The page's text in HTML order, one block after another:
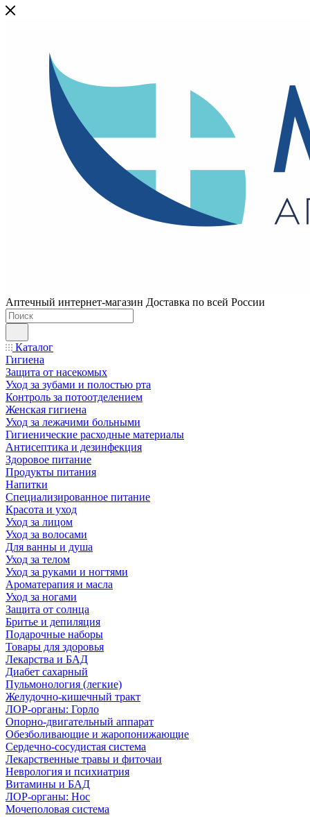
Аптечный интернет-магазин Доставка по всей России
Каталог
Гигиена
Защита от насекомых
Уход за зубами и полостью рта
Контроль за потоотделением
Женская гигиена
Уход за лежачими больными
Гигиенические расходные материалы
Антисептика и дезинфекция
Здоровое питание
Продукты питания
Напитки
Специализированное питание
Красота и уход
Уход за лицом
Уход за волосами
Для ванны и душа
Уход за телом
Уход за руками и ногтями
Ароматерапия и масла
Уход за ногами
Защита от солнца
Бритье и депиляция
Подарочные наборы
Товары для здоровья
Лекарства и БАД
Диабет сахарный
Пульмонология (легкие)
Желудочно-кишечный тракт
ЛОР-органы: Горло
Опорно-двигательный аппарат
Обезболивающие и жаропонижающие
Сердечно-сосудистая система
Лекарственные травы и фиточаи
Неврология и психиатрия
Витамины и БАД
ЛОР-органы: Нос
Мочеполовая система